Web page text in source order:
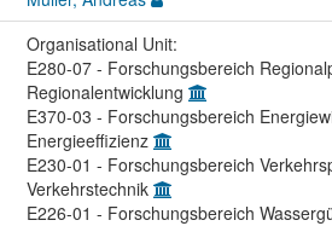
Organisational Unit:
E280-07 - Forschungsbereich
Regionalentwicklung
E370-03 - Forschungsbereich
Energieeffizienz
E230-01 - Forschungsbereich
Verkehrstechnik
E226-01 - Forschungsbereich